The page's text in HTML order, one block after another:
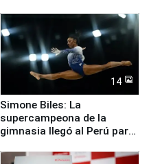
14
Simone Biles: La
supercampeona de la
gimnasia llegó al Perú para
Panamericanos Lima 2027